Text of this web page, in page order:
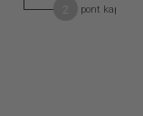
pont kapható